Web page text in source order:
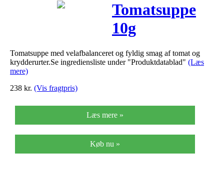
Tomatsuppe
10g
100breve/pak
Tomatsuppe med velafbalanceret og fyldig smag af tomat og
krydderurter.Se ingrediensliste under "Produktdatablad" (Læs
mere)
238 kr. (Vis fragtpris)
Læs mere »
Køb nu »